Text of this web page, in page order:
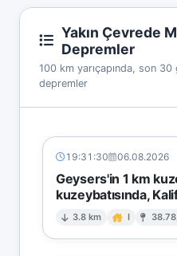
Yakın Çevrede
Depremler
100 km yarıçapında, son
depremler
19:31:30 06.08.2026
Geysers'in 1 km
kuzeybatısında,
3.8 km I